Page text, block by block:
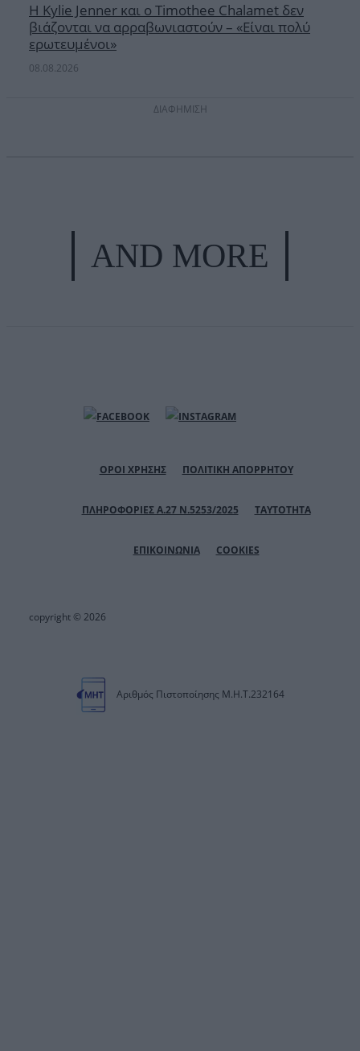
Η Kylie Jenner και ο Timothee Chalamet δεν
βιάζονται να αρραβωνιαστούν – «Είναι πολύ
ερωτευμένοι»
08.08.2026
ΔΙΑΦΗΜΙΣΗ
AND MORE
ΟΡΟΙ ΧΡΗΣΗΣ ΠΟΛΙΤΙΚΗ ΑΠΟΡΡΗΤΟΥ
ΠΛΗΡΟΦΟΡΙΕΣ Α.27 Ν.5253/2025 ΤΑΥΤΟΤΗΤΑ
ΕΠΙΚΟΙΝΩΝΙΑ COOKIES
copyright © 2026
Αριθμός Πιστοποίησης Μ.Η.Τ.232164